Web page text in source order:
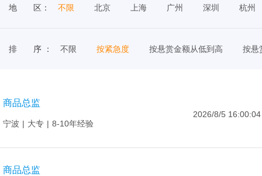
地 区： 不限 北京 上海 广州 深圳 杭州
排 序 ： 不限 按紧急度 按悬赏金额从低到高 按悬
商品总监
宁波 | 大专 | 8-10年经验
2026/8/5 16:00:04
商品总监